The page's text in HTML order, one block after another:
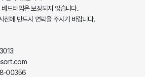
드타입은 보장되지 않습니다.
전에 반드시 연락을 주시기 바랍니다.
00356